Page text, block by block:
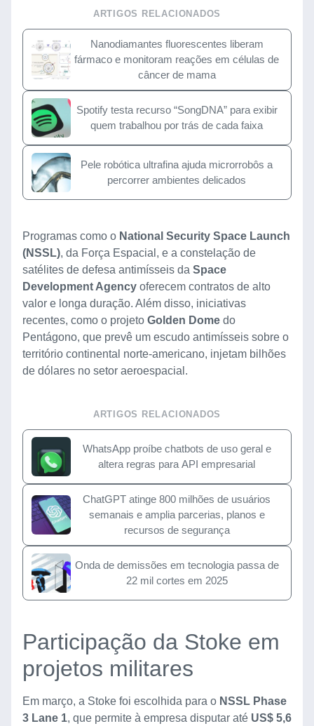
ARTIGOS RELACIONADOS
Nanodiamantes fluorescentes liberam
fármaco e monitoram reações em células de
câncer de mama
Spotify testa recurso “SongDNA” para exibir
quem trabalhou por trás de cada faixa
Pele robótica ultrafina ajuda microrrobôs a
percorrer ambientes delicados
Programas como o National Security Space Launch
(NSSL), da Força Espacial, e a constelação de
satélites de defesa antimísseis da Space
Development Agency oferecem contratos de alto
valor e longa duração. Além disso, iniciativas
recentes, como o projeto Golden Dome do
Pentágono, que prevê um escudo antimísseis sobre o
território continental norte-americano, injetam bilhões
de dólares no setor aeroespacial.
ARTIGOS RELACIONADOS
WhatsApp proíbe chatbots de uso geral e
altera regras para API empresarial
ChatGPT atinge 800 milhões de usuários
semanais e amplia parcerias, planos e
recursos de segurança
Onda de demissões em tecnologia passa de
22 mil cortes em 2025
Participação da Stoke em
projetos militares
Em março, a Stoke foi escolhida para o NSSL Phase
3 Lane 1, que permite à empresa disputar até US$ 5,6